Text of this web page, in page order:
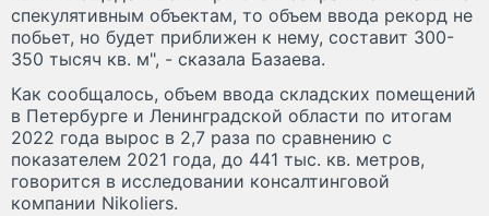
спекулятивным объектам, то объем ввода рекорд не
побьет, но будет приближен к нему, составит 300-
350 тысяч кв. м", - сказала Базаева.
Как сообщалось, объем ввода складских помещений
в Петербурге и Ленинградской области по итогам
2022 года вырос в 2,7 раза по сравнению с
показателем 2021 года, до 441 тыс. кв. метров,
говорится в исследовании консалтинговой
компании Nikoliers.